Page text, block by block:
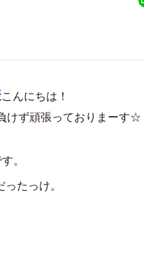
こんにちは！
けず頑張っておりまーす☆
。
たっけ。